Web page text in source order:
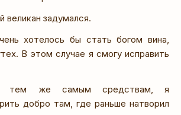
великан задумался.
хотелось бы стать богом вина,
В этом случае я смогу исправить
тем же самым средствам, я
добро там, где раньше натворил